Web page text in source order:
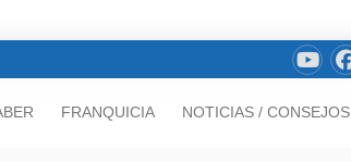
FRANQUICIA NOTICIAS / CONSEJOS